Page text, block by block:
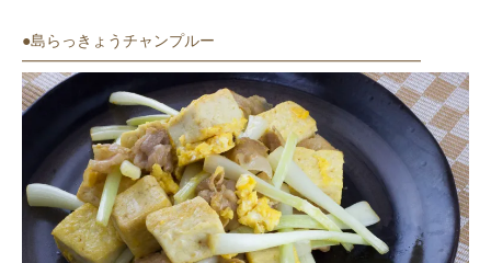
●島らっきょうチャンプルー
━━━━━━━━━━━━━━━━━━━━━━━━━━